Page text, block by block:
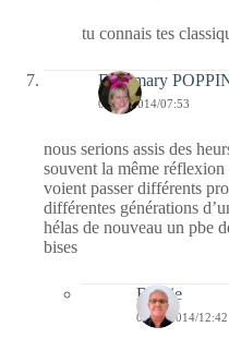
tu connais tes
Fabymary
02/06/2014/07:53
nous serions assis des
souvent la même
voient passer différents
différentes générations
hélas de nouveau un pbe
bises
Bernie
02/06/2014/12:42